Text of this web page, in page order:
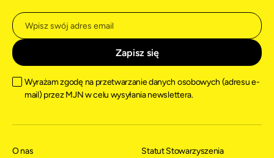
Wyrażam zgodę na przetwarzanie danych osobowych (adresu e-
mail) przez MJN w celu wysyłania newslettera.
O nas
Statut Stowarzyszenia